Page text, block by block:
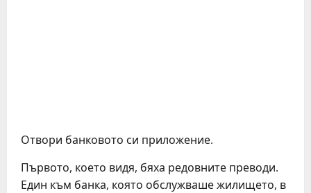
Отвори банковото си приложение.
Първото, което видя, бяха редовните преводи.
Един към банка, която обслужваше жилището, в